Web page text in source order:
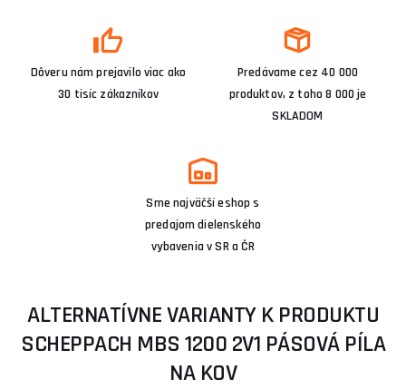
Dôveru nám prejavilo viac ako
30 tisíc zákazníkov
Predávame cez 40 000
produktov, z toho 8 000 je
SKLADOM
Sme najväčší eshop s
predajom dielenského
vybavenia v SR a ČR
ALTERNATÍVNE VARIANTY K PRODUKTU
SCHEPPACH MBS 1200 2V1 PÁSOVÁ PÍLA
NA KOV